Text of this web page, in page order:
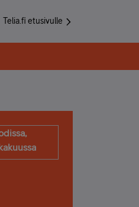
Telia.fi etusivulle